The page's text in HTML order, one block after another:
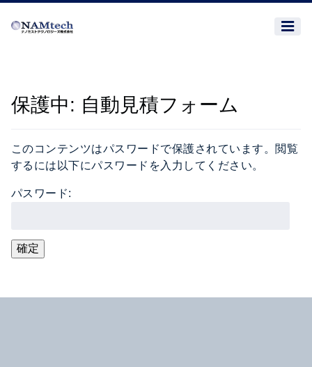
保護中: 自動見積フォーム
このコンテンツはパスワードで保護されています。閲覧
するには以下にパスワードを入力してください。
パスワード: